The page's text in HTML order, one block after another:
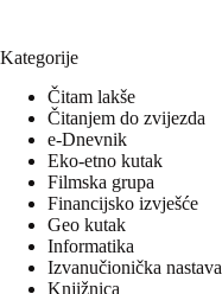
Kategorije
Čitam lakše
Čitanjem do zvijezda
e-Dnevnik
Eko-etno kutak
Filmska grupa
Financijsko izvješće
Geo kutak
Informatika
Izvanučionička nastava
Knjižnica